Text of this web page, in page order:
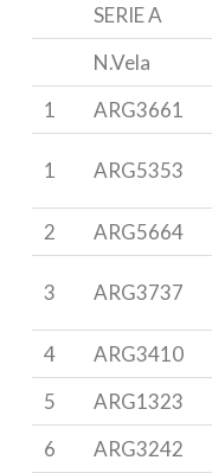
SERIE A
N.Vela
1
ARG3661
1 ARG5353
2 ARG5664
3 ARG3737
4 ARG3410
5
ARG1323
6
ARG3242